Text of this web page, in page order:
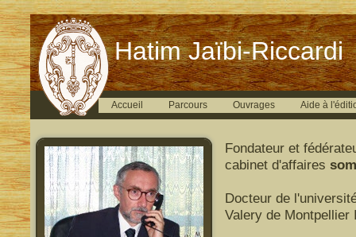
Hatim Jaïbi-Riccardi
Accueil Parcours Ouvrages Aide à
Fondateur et
cabinet d'affaires
Docteur de
Valery de Montpellier